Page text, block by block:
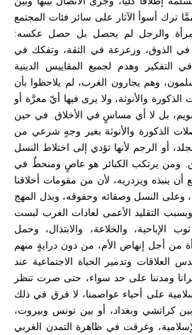
ترك أسوأ الآثار على سائر فئات المجتمع
المرأة والرجل لم يحصل بل حصل عكسه:
في الذوق، وزعزعة في الثقة، وتفكك في
التفكير وهدم لجميع المقاييس الدينية
وهم يجارون الغرب، لم يلاحظوا بأن
الذكورة والأنوثة، ولا يرى فيها أيّ معرَّة أو
بل لا أي مساسٍ في الأخلاق. في حين
الذكورة والأنوثة بغير وجهٍ شرعي من
أو الرجم لأنها تؤدي إلى اختلاط النسل
ومن يرتكب الكبائر هو عاصٍ ومنحطٌ في
أن ينبذه ويزدريه، لأن من مقومات أخلاقنا
وعلى النسل وصفائه وحقوقه، وبذل المهج
التقليد الأعمى لعادات الغرب لبست
الإباحية، والخلاعة، والابتذال، وحمل
من أجل إنهاض الأم، من دون درايةٍ منهم
العلاقات وتدمير الحياة الاجتماعية عند
ومدننا على حد سواء، حتى صرت تنظر
على أحياء عواصمنا، لا فرق في ذلك
بين كراتشي وبغداد، أو بين تونس وبيروت،
وغرقت في ظاهرة التمدن الغربي